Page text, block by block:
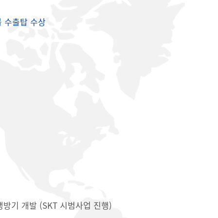
수출탑 수상
기 개발 (SKT 시범사업 진행)